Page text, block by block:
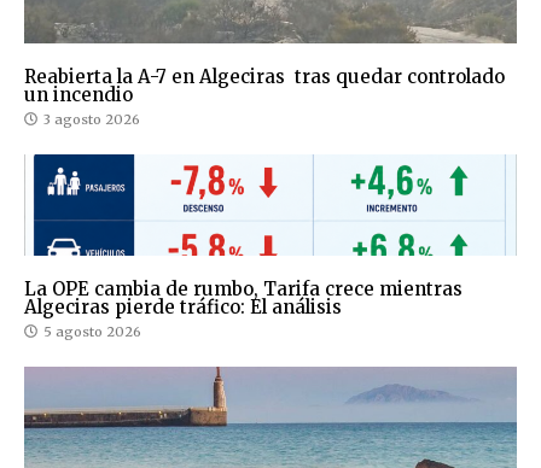
Reabierta la A-7 en Algeciras tras quedar controlado
un incendio
3 agosto 2026
La OPE cambia de rumbo, Tarifa crece mientras
Algeciras pierde tráfico: El análisis
5 agosto 2026